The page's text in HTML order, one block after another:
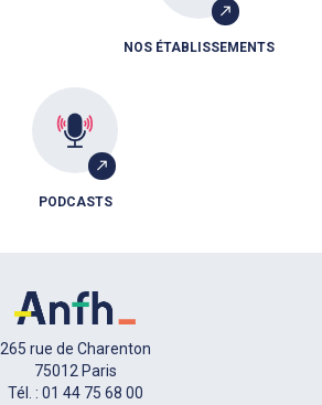
NOS ÉTABLISSEMENTS
PODCASTS
265 rue de Charenton
75012 Paris
Tél. : 01 44 75 68 00